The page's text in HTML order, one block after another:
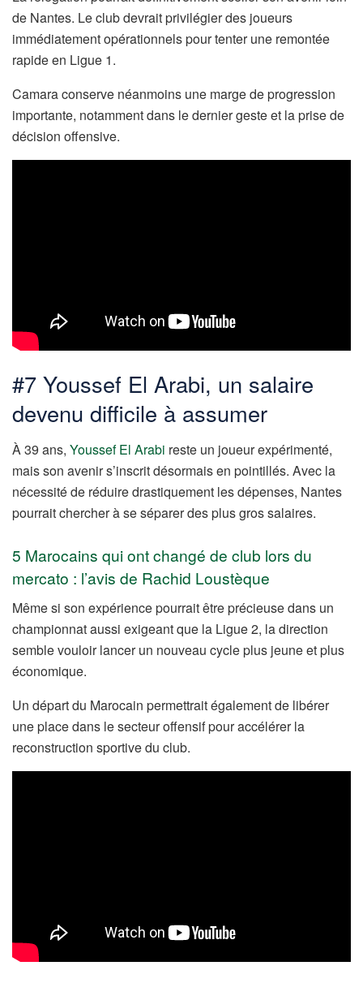
de Nantes. Le club devrait privilégier des joueurs
immédiatement opérationnels pour tenter une remontée
rapide en Ligue 1.
Camara conserve néanmoins une marge de progression
importante, notamment dans le dernier geste et la prise de
décision offensive.
#7 Youssef El Arabi, un salaire
devenu difficile à assumer
À 39 ans, Youssef El Arabi reste un joueur expérimenté,
mais son avenir s’inscrit désormais en pointillés. Avec la
nécessité de réduire drastiquement les dépenses, Nantes
pourrait chercher à se séparer des plus gros salaires.
5 Marocains qui ont changé de club lors du
mercato : l’avis de Rachid Loustèque
Même si son expérience pourrait être précieuse dans un
championnat aussi exigeant que la Ligue 2, la direction
semble vouloir lancer un nouveau cycle plus jeune et plus
économique.
Un départ du Marocain permettrait également de libérer
une place dans le secteur offensif pour accélérer la
reconstruction sportive du club.